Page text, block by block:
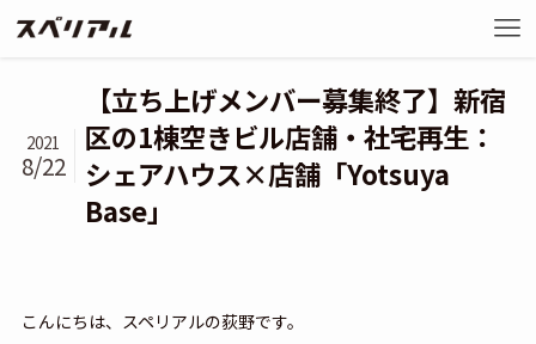
【立ち上げメンバー募集終了】新宿
区の1棟空きビル店舗・社宅再生：
シェアハウス×店舗「Yotsuya
Base」
2021
8/22
こんにちは、スペリアルの荻野です。